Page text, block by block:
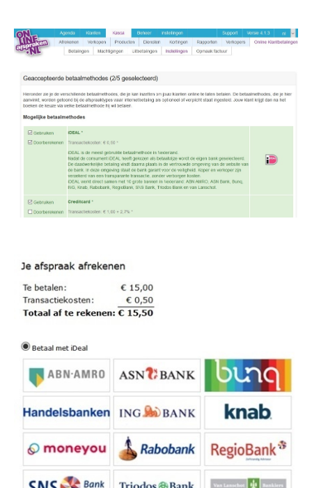
Image
Image